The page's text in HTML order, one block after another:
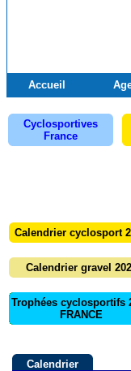
Accueil
Cyclosportives
France
Calendrier cyclosport
Calendrier gravel
Trophées cyclosportifs
FRANCE
Calendrier